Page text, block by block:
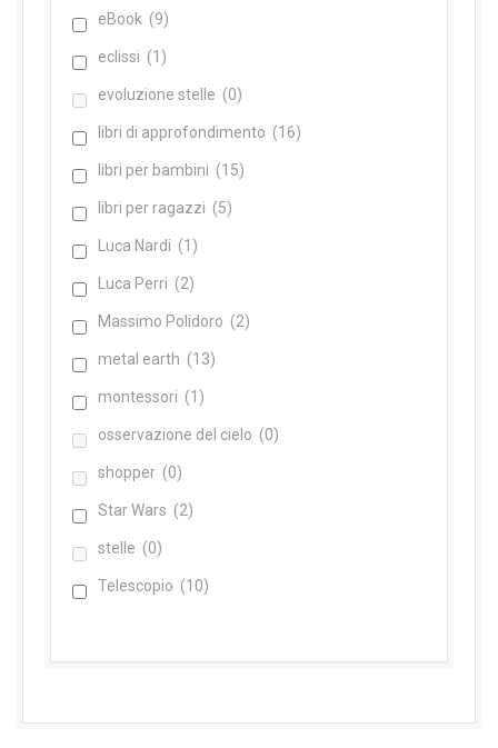
eBook (9)
eclissi (1)
evoluzione stelle (0)
libri di approfondimento (16)
libri per bambini (15)
libri per ragazzi (5)
Luca Nardi (1)
Luca Perri (2)
Massimo Polidoro (2)
metal earth (13)
montessori (1)
osservazione del cielo (0)
shopper (0)
Star Wars (2)
stelle (0)
Telescopio (10)